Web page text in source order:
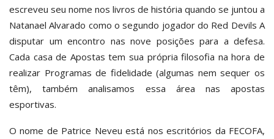
escreveu seu nome nos livros de história quando se juntou a
Natanael Alvarado como o segundo jogador do Red Devils A
disputar um encontro nas nove posições para a defesa.
Cada casa de Apostas tem sua própria filosofia na hora de
realizar Programas de fidelidade (algumas nem sequer os
têm), também analisamos essa área nas apostas
esportivas.
O nome de Patrice Neveu está nos escritórios da FECOFA,